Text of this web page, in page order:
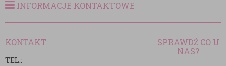
INFORMACJE KONTAKTOWE
KONTAKT
TEL.:
SPRAWDŹ CO U
NAS?